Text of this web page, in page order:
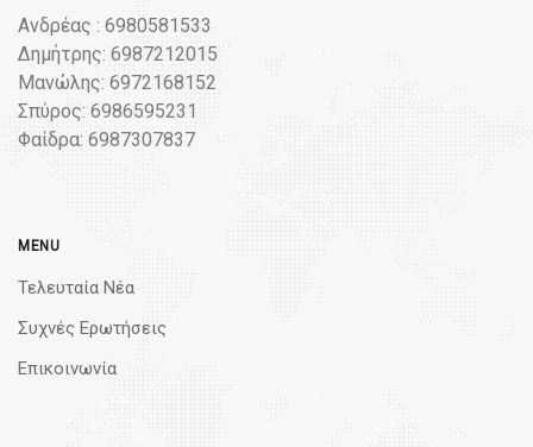
Ανδρέας : 6980581533
Δημήτρης: 6987212015
Μανώλης: 6972168152
Σπύρος: 6986595231
Φαίδρα: 6987307837
MENU
Τελευταία Νέα
Συχνές Ερωτήσεις
Επικοινωνία